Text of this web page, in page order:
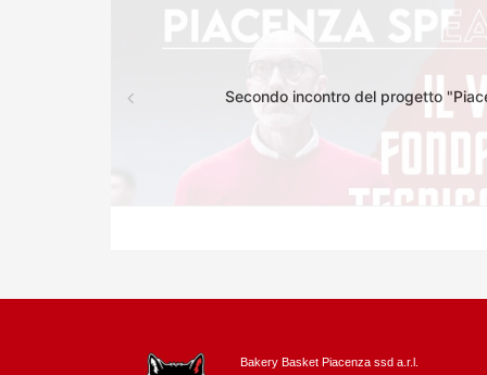
Secondo incontro del progetto
Bakery Basket Piacenza ssd a.r.l.